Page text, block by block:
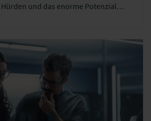
und das enorme Potenzial